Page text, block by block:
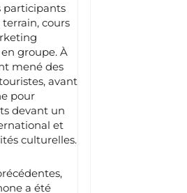
participants
cours
groupe. À
mené des
avant
pour
devant un
et
culturelles.
a été